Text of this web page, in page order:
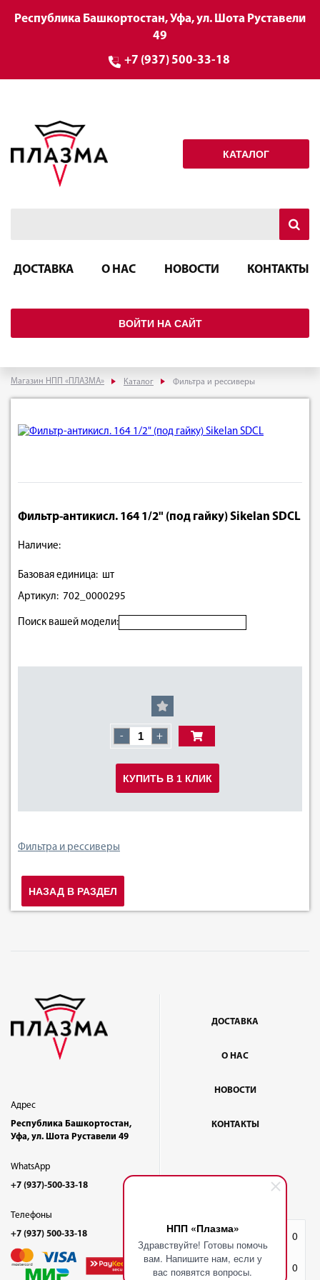
НПП «Плазма»
Здравствуйте! Готовы помочь
вам. Напишите нам, если у
вас появятся вопросы.
0
Корзина 0
Республика Башкортостан, Уфа, ул. Шота Руставели
49
+7 (937) 500-33-18
КАТАЛОГ
ДОСТАВКА О НАС НОВОСТИ КОНТАКТЫ
ВОЙТИ НА САЙТ
Магазин НПП «ПЛАЗМА» Каталог Фильтра и рессиверы
Фильтр-антикисл. 164 1/2" (под гайку) Sikelan SDCL
Наличие:
Базовая единица: шт
Артикул: 702_0000295
Поиск вашей модели:
- +
КУПИТЬ В 1 КЛИК
Фильтра и рессиверы
НАЗАД В РАЗДЕЛ
Адрес
Республика Башкортостан,
Уфа, ул. Шота Руставели 49
WhatsApp
+7 (937)-500-33-18
Телефоны
+7 (937) 500-33-18
ДОСТАВКА
О НАС
НОВОСТИ
КОНТАКТЫ